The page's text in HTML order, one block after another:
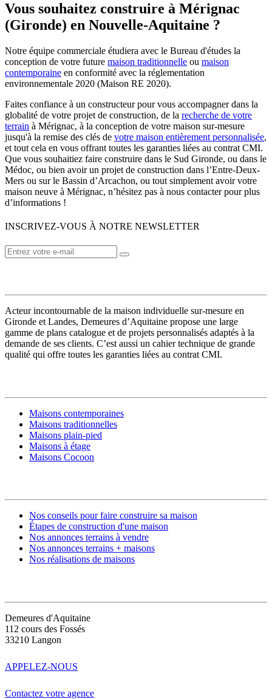
Vous souhaitez construire à Mérignac
(Gironde) en Nouvelle-Aquitaine ?
Notre équipe commerciale étudiera avec le Bureau d'études la
conception de votre future maison traditionnelle ou maison
contemporaine en conformité avec la réglementation
environnementale 2020 (Maison RE 2020).
Faites confiance à un constructeur pour vous accompagner dans la
globalité de votre projet de construction, de la recherche de votre
terrain à Mérignac, à la conception de votre maison sur-mesure
jusqu'à la remise des clés de votre maison entièrement personnalisée,
et tout cela en vous offrant toutes les garanties liées au contrat CMI.
Que vous souhaitiez faire construire dans le Sud Gironde, ou dans le
Médoc, ou bien avoir un projet de construction dans l’Entre-Deux-
Mers ou sur le Bassin d’Arcachon, ou tout simplement avoir votre
maison neuve à Mérignac, n’hésitez pas à nous contacter pour plus
d’informations !
INSCRIVEZ-VOUS À NOTRE NEWSLETTER
Acteur incontournable de la maison individuelle sur-mesure en
Gironde et Landes, Demeures d’Aquitaine propose une large
gamme de plans catalogue et de projets personnalisés adaptés à la
demande de ses clients. C’est aussi un cahier technique de grande
qualité qui offre toutes les garanties liées au contrat CMI.
Maisons contemporaines
Maisons traditionnelles
Maisons plain-pied
Maisons à étage
Maisons Cocoon
Nos conseils pour faire construire sa maison
Étapes de construction d'une maison
Nos annonces terrains à vendre
Nos annonces terrains + maisons
Nos réalisations de maisons
Demeures d'Aquitaine
112 cours des Fossés
33210 Langon
APPELEZ-NOUS
Contactez votre agence